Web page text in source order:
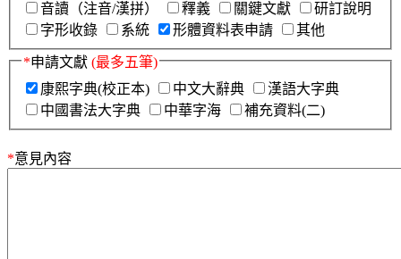
音讀（注音/漢拼）
釋義 關鍵文獻
研訂說明
字形收錄
系統 形體資料表申請 其他
*申請文獻 (最多五筆)
康熙字典(校正本)
中文大辭典
漢語大字典
中國書法大字典
中華字海 補充資料(二)
*意見內容